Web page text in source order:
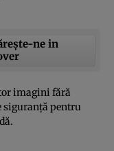
ne in
imagini fără
siguranţă pentru